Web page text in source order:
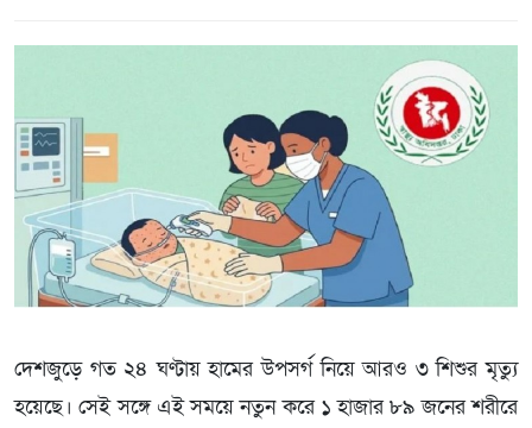
দেশজুড়ে গত ২৪ ঘণ্টায় হামের উপসর্গ নিয়ে আরও ৩ শিশুর মৃত্যু
হয়েছে। সেই সঙ্গে এই সময়ে নতুন করে ১ হাজার ৮৯ জনের শরীরে